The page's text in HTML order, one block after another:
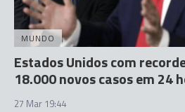
MUNDO
Estados Unidos com
18.000 novos casos em 24
27 Mar 19:44